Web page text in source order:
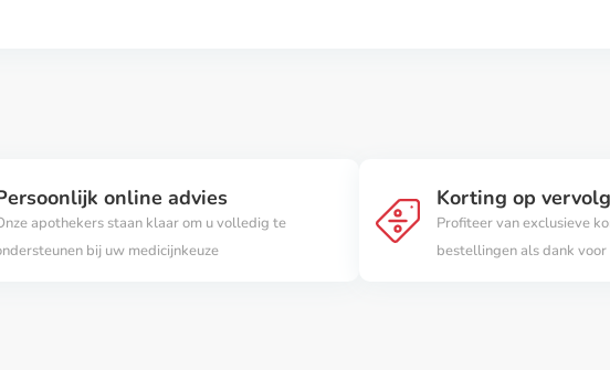
online advies
apothekers staan klaar om u volledig te
bij uw medicijnkeuze
Korting op
Profiteer van exclusieve
bestellingen als dank